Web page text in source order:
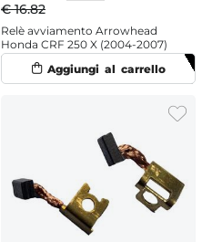
€ 16.82
Relè avviamento Arrowhead
Honda CRF 250 X (2004-2007)